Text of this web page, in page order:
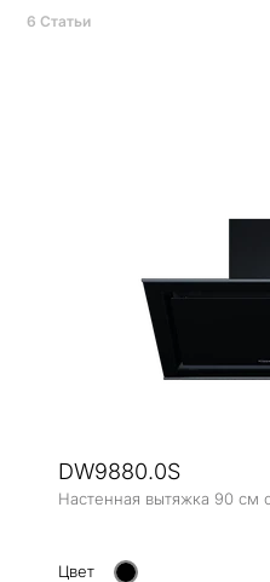
6 Статьи
DW9880.0S
Настенная вытяжка 90 см
Цвет